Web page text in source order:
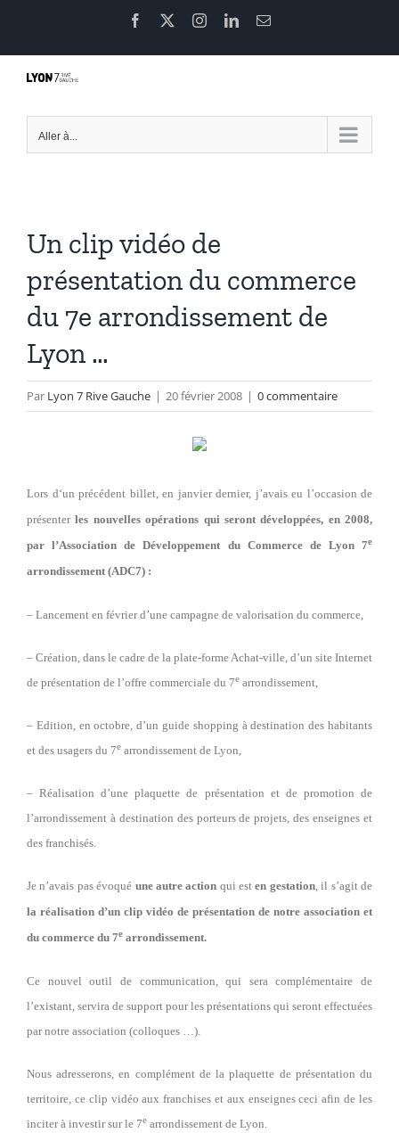
contenu
Facebook InstagramLinkedInEmail
Aller à...
Un clip vidéo de
présentation du commerce
du 7e arrondissement de
Lyon …
Par Lyon 7 Rive Gauche | 20 février 2008 | 0 commentaire
Lors d‘un précédent billet, en janvier dernier, j’avais eu l’occasion de
présenterles nouvelles opérations qui seront développées, en 2008,
par l’Association de Développement du Commerce de Lyon 7e
arrondissement (ADC7) :
– Lancement en février d’une campagne de valorisation du commerce,
– Création, dans le cadre de la plate-forme Achat-ville, d’un site Internet
de présentation de l’offre commerciale du 7e arrondissement,
– Edition, en octobre, d’un guide shopping à destination des habitants
et des usagers du 7e arrondissement de Lyon,
– Réalisation d’une plaquette de présentation et de promotion de
l’arrondissement à destination des porteurs de projets, des enseignes et
des franchisés.
Je n’avais pas évoqué une autre action qui esten gestation, il s’agit de
la réalisation d’un clip vidéo de présentation de notre association et
du commerce du 7e arrondissement.
Ce nouvel outil de communication, qui sera complémentaire de
l’existant, servira de support pour les présentations qui seront effectuées
par notre association (colloques …).
Nous adresserons, en complément de la plaquette de présentation du
territoire, ce clip vidéo aux franchises et aux enseignes ceci afin de les
inciter à investir sur le 7e arrondissement de Lyon.